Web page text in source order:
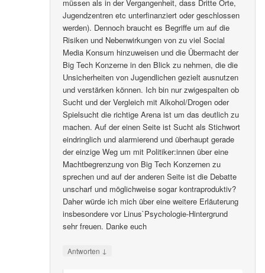
müssen als in der Vergangenheit, dass Dritte Orte,
Jugendzentren etc unterfinanziert oder geschlossen
werden). Dennoch braucht es Begriffe um auf die
Risiken und Nebenwirkungen von zu viel Social
Media Konsum hinzuweisen und die Übermacht der
Big Tech Konzerne in den Blick zu nehmen, die die
Unsicherheiten von Jugendlichen gezielt ausnutzen
und verstärken können. Ich bin nur zwigespalten ob
Sucht und der Vergleich mit Alkohol/Drogen oder
Spielsucht die richtige Arena ist um das deutlich zu
machen. Auf der einen Seite ist Sucht als Stichwort
eindringlich und alarmierend und überhaupt gerade
der einzige Weg um mit Politiker:innen über eine
Machtbegrenzung von Big Tech Konzernen zu
sprechen und auf der anderen Seite ist die Debatte
unscharf und möglichweise sogar kontraproduktiv?
Daher würde ich mich über eine weitere Erläuterung
insbesondere vor Linus`Psychologie-Hintergrund
sehr freuen. Danke euch
Antworten ↓